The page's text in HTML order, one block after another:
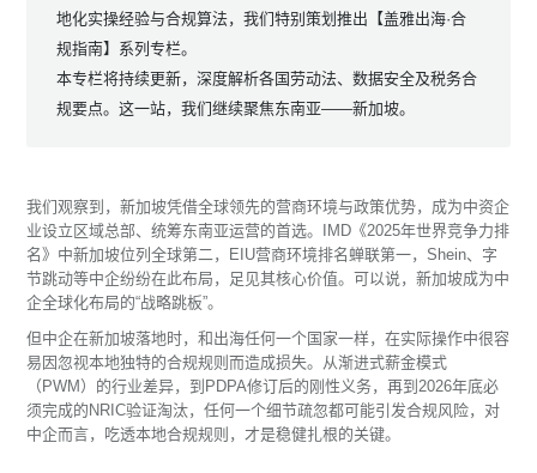
地化实操经验与合规算法，我们特别策划推出【盖雅出海·合
规指南】系列专栏。
本专栏将持续更新，深度解析各国劳动法、数据安全及税务合
规要点。这一站，我们继续聚焦东南亚——新加坡。
我们观察到，新加坡凭借全球领先的营商环境与政策优势，成为中资企
业设立区域总部、统筹东南亚运营的首选。IMD《2025年世界竞争力排
名》中新加坡位列全球第二，EIU营商环境排名蝉联第一，Shein、字
节跳动等中企纷纷在此布局，足见其核心价值。可以说，新加坡成为中
企全球化布局的“战略跳板”。
但中企在新加坡落地时，和出海任何一个国家一样，在实际操作中很容
易因忽视本地独特的合规规则而造成损失。从渐进式薪金模式
（PWM）的行业差异，到PDPA修订后的刚性义务，再到2026年底必
须完成的NRIC验证淘汰，任何一个细节疏忽都可能引发合规风险，对
中企而言，吃透本地合规规则，才是稳健扎根的关键。